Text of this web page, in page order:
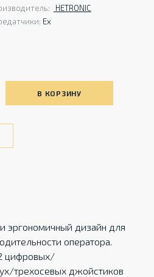
HETRONIС
Ex
В КОРЗИНУ
эргономичный дизайн для
оператора.
цифровых/
трехосевых джойстиков